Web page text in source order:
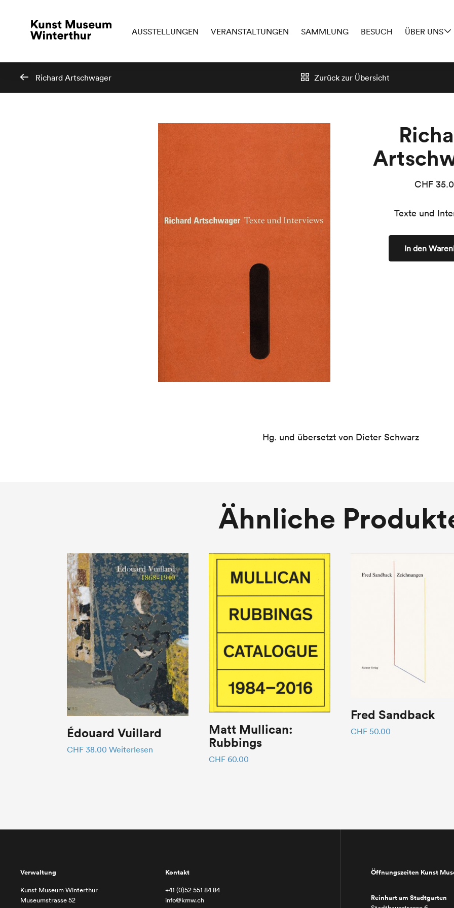
AUSSTELLUNGEN VERANSTALTUNGEN SAMMLUNG BESUCH ÜBER UNS
Richard Artschwager Zurück zur Übersicht
CHF
Texte und
In den
Hg. und übersetzt von Dieter Schwarz
Ähnliche
Édouard Vuillard
CHF 38.00 Weiterlesen
Matt Mullican:
Rubbings
CHF 60.00
Fred Sandback
CHF 50.00
Verwaltung
Kunst Museum Winterthur
Museumstrasse 52
Kontakt
+41 (0)52 551 84 84
info@kmw.ch
Öffnungszeiten Kunst
Reinhart am Stadtgarten